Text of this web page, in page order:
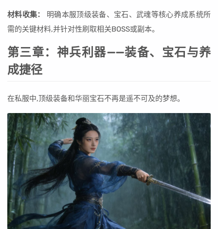
材料收集：
明确本服顶级装备、宝石、武魂等核心养成系统所
需的关键材料,并针对性刷取相关BOSS或副本。
第三章：神兵利器——装备、宝石与养
成捷径
在私服中,顶级装备和华丽宝石不再是遥不可及的梦想。